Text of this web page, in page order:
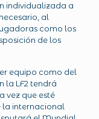
individualizada a
al
como los
de los
equipo como del
la LF2 tendrá
vez que esté
internacional